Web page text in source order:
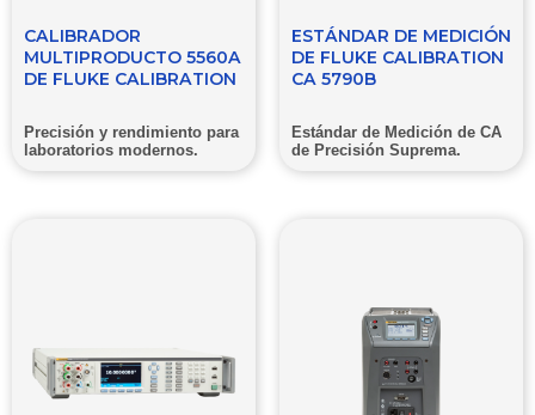
CALIBRADOR
MULTIPRODUCTO 5560A
DE FLUKE CALIBRATION
Precisión y rendimiento para
laboratorios modernos.
ESTÁNDAR DE MEDICIÓN
DE FLUKE CALIBRATION
CA 5790B
Estándar de Medición de CA
de Precisión Suprema.